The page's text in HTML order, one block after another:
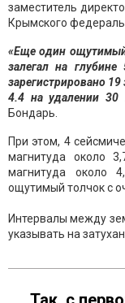
заместитель
Крымского
«Еще один
залегал на
зарегистрировано
4.4 на удалении 30
Бондарь.
При этом, 4
магнитуда около
магнитуда около
ощутимый толчок с
Интервалы между
указывать на